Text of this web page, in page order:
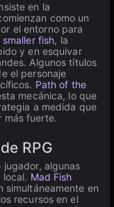
en la
como un
el entorno para
smaller fish, la
y en esquivar
Algunos títulos
el personaje
Path of the
mecánica, lo que
a medida que
más fuerte.
RPG
jugador, algunas
Mad Fish
simultáneamente en
recursos en el